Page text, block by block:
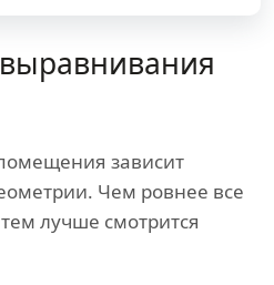
выравнивания
зависит
Чем ровнее все
лучше смотрится